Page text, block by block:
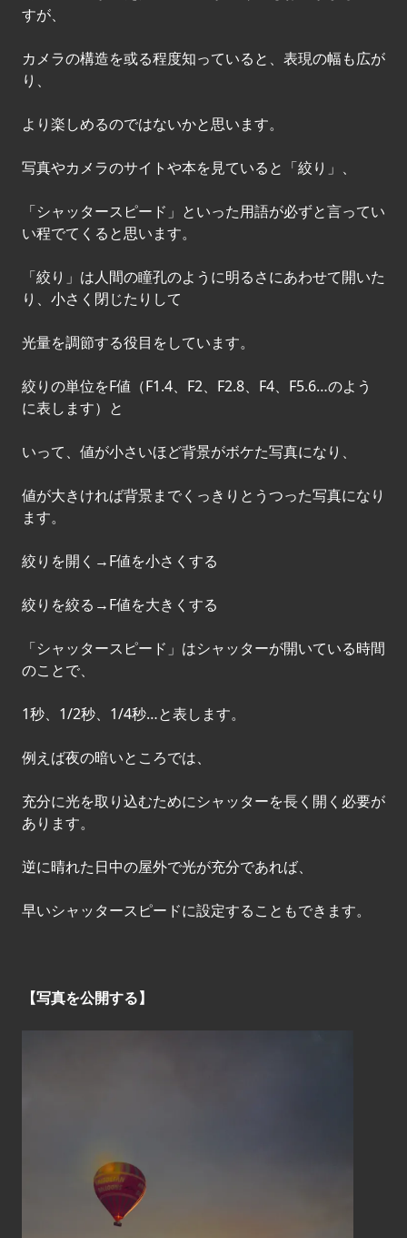
すが、
カメラの構造を或る程度知っていると、表現の幅も広が
り、
より楽しめるのではないかと思います。
写真やカメラのサイトや本を見ていると「絞り」、
「シャッタースピード」といった用語が必ずと言ってい
い程でてくると思います。
「絞り」は人間の瞳孔のように明るさにあわせて開いた
り、小さく閉じたりして
光量を調節する役目をしています。
絞りの単位をF値（F1.4、F2、F2.8、F4、F5.6…のよう
に表します）と
いって、値が小さいほど背景がボケた写真になり、
値が大きければ背景までくっきりとうつった写真になり
ます。
絞りを開く→F値を小さくする
絞りを絞る→F値を大きくする
「シャッタースピード」はシャッターが開いている時間
のことで、
1秒、1/2秒、1/4秒…と表します。
例えば夜の暗いところでは、
充分に光を取り込むためにシャッターを長く開く必要が
あります。
逆に晴れた日中の屋外で光が充分であれば、
早いシャッタースピードに設定することもできます。
【写真を公開する】